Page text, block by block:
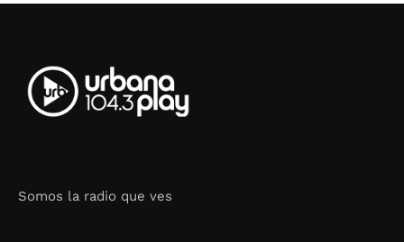
Somos la radio que ves